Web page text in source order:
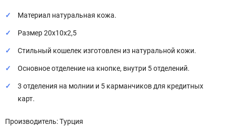
Материал натуральная кожа.
Размер 20х10х2,5
Стильный кошелек изготовлен из натуральной кожи.
Основное отделение на кнопке, внутри 5 отделений.
3 отделения на молнии и 5 карманчиков для кредитных
карт.
Производитель: Турция